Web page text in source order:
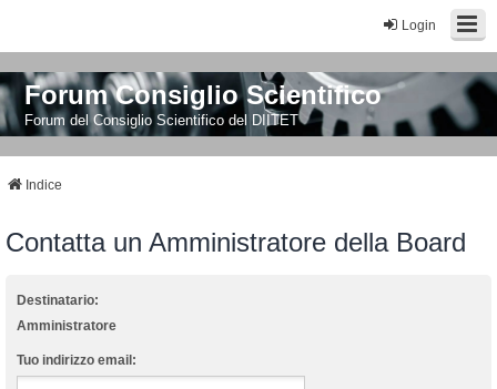
Login
Forum Consiglio Scientifico
Forum del Consiglio Scientifico del DIITET
Indice
Contatta un Amministratore della Board
Destinatario:
Amministratore
Tuo indirizzo email: